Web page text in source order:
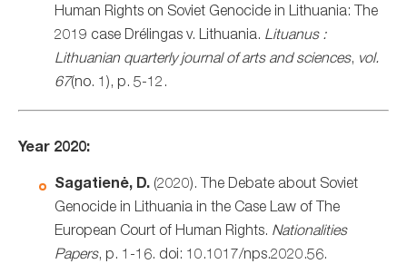
Human Rights on Soviet Genocide in Lithuania: The
2019 case Drélingas v. Lithuania. Lituanus :
Lithuanian quarterly journal of arts and sciences, vol.
67(no. 1), p. 5-12.
Year 2020:
Sagatienė, D. (2020). The Debate about Soviet
Genocide in Lithuania in the Case Law of The
European Court of Human Rights. Nationalities
Papers, p. 1-16. doi: 10.1017/nps.2020.56.